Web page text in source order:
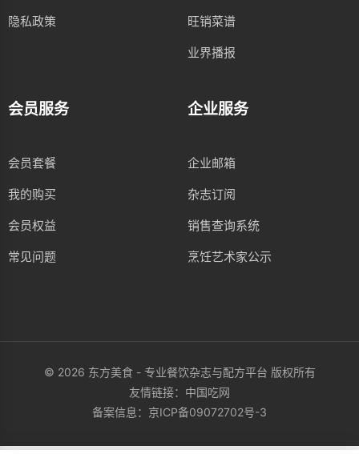
隐私政策 旺销菜谱
业界播报
会员服务
会员套餐
我的购买
会员权益
常见问题
企业服务
企业邮箱
杂志订阅
销售查询系统
烹饪艺术家公示
© 2026 东方美食 - 专业餐饮杂志与配方平台 版权所有
友情链接： 中国吃网
备案信息： 京ICP备09072702号-3